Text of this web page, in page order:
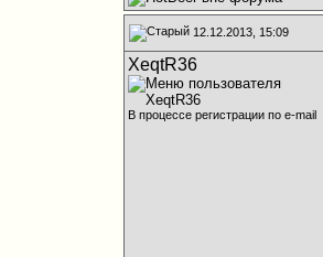
12.12.2013, 15:09
XeqtR36
В процессе регистрации по e-mail